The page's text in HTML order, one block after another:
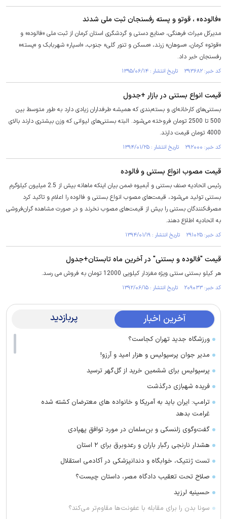
«فالوده» ، قوتو و پسته رفسنجان ثبت ملی شدند
مدیرکل میراث فرهنگی، صنایع دستی و گردشگری استان کرمان از ثبت ملی «فالوده» و
«قوتو» کرمان، «سوهان» زرند، «مسکن و تنور گلی» جنوب، «اسپار» شهربابک و «پسته»
رفسنجان خبر داد.
کد خبر: ۳۹۳۶۸۲ تاریخ انتشار : ۱۳۹۵/۰۶/۱۴
قیمت‌ انواع بستنی در بازار +جدول
بستنی‌های کارخانه‌ای و بسته‌بندی که همیشه طرفداران زیادی دارد به طور متوسط بین
500 تا 2500 تومان فروخته می‌شود. البته بستنی‌های لیوانی که وزن بیشتری دارند بالای
4000 تومان قیمت دارند.
کد خبر: ۲۹۲۰۰۰ تاریخ انتشار : ۱۳۹۴/۰۱/۲۵
قیمت‌ مصوب انواع بستنی و فالوده
رئیس اتحادیه صنف بستنی و آبمیوه ضمن بیان اینکه ماهانه بیش از 2.5 میلیون کیلوگرم
بستنی تولید می‌شود، قیمت‌های مصوب انواع بستنی و فالوده را اعلام و تاکید کرد
مصرف‌کنندگان بستنی را بیش از قیمت‌های مصوب نخرند و در صورت مشاهده گران‌فروشی
به اتحادیه اطلاع دهند.
کد خبر: ۲۹۱۰۲۵ تاریخ انتشار : ۱۳۹۴/۰۱/۱۹
قیمت "فالوده و بستنی" در آخرین ماه تابستان+جدول
هر کیلو بستنی سنتی ویژه مغزدار کیلویی 12000 تومان به فروش می رسد.
کد خبر: ۲۰۹۰۳۳ تاریخ انتشار : ۱۳۹۲/۰۶/۱۵
آخرین اخبار پربازدید
ورزشگاه جدید تهران کجاست؟
مدیر جوان پرسپولیس و هزار امید و آرزو!
پرسپولیس برای ششمین خرید از گل‌گهر ترسید
فریده شهبازی درگذشت
ترامپ: ایران باید به آمریکا و خانواده های معترضان کشته شده
غرامت بدهد
گفت‌وگوی زلنسکی و بن‌سلمان در مورد توافق پهپادی
هشدار نارنجی رگبار باران و رعدوبرق برای ۲ استان
تست ژنتیک، خوابگاه و دندانپزشکی در آکادمی استقلال
صلاح تحت تعقیب دادگاه مصر، داستان چیست؟
حسینیه لرزید
سونا بدن را برای مقابله با عفونت‌ها مقاوم‌تر می‌کند؟